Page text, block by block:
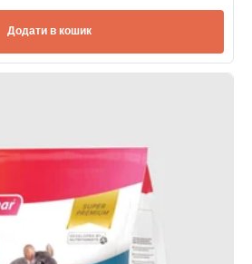
Додати в кошик